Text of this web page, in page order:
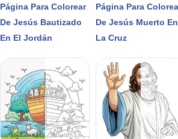
Página Para Colorear
De Jesús Bautizado
En El Jordán
Página Para
De Jesús Muerto En
La Cruz